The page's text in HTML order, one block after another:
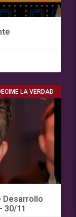
LA VERDAD
Desarrollo
30/11